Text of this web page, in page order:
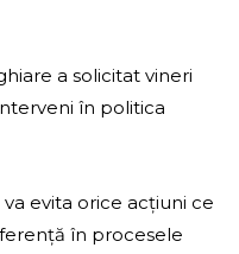
a solicitat vineri
în politica
va evita orice acțiuni ce
în procesele